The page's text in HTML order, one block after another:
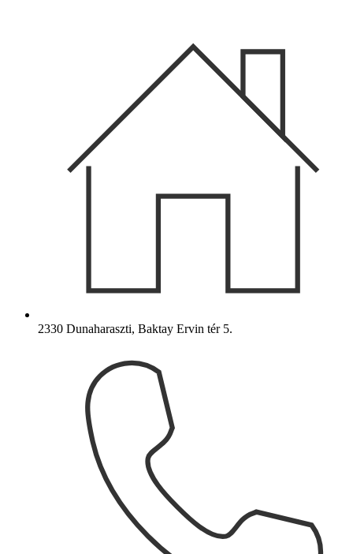
2330 Dunaharaszti, Baktay Ervin tér 5.